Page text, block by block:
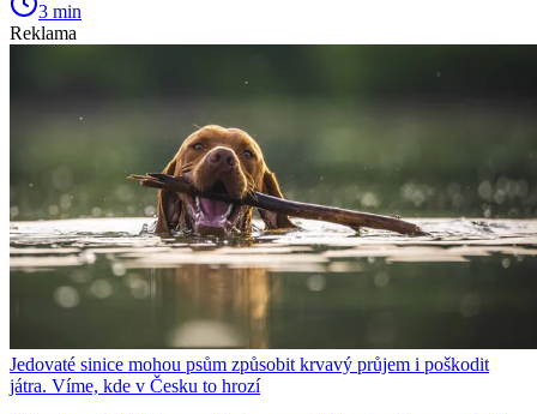
3 min
Reklama
Jedovaté sinice mohou psům způsobit krvavý průjem i poškodit
játra. Víme, kde v Česku to hrozí